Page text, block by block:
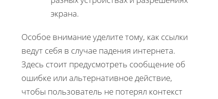
экрана.
Особое внимание уделите тому, как ссылки
ведут себя в случае падения интернета.
Здесь стоит предусмотреть сообщение об
ошибке или альтернативное действие,
чтобы пользователь не потерял контекст